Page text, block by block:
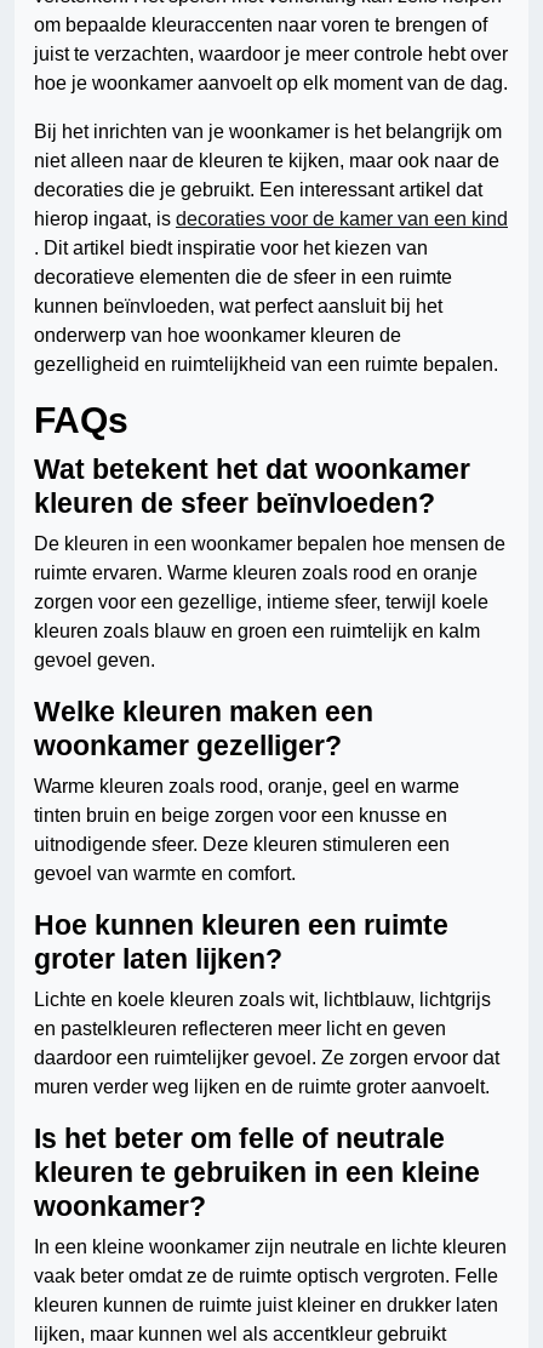
om bepaalde kleuraccenten naar voren te brengen of
juist te verzachten, waardoor je meer controle hebt over
hoe je woonkamer aanvoelt op elk moment van de dag.
Bij het inrichten van je woonkamer is het belangrijk om
niet alleen naar de kleuren te kijken, maar ook naar de
decoraties die je gebruikt. Een interessant artikel dat
hierop ingaat, is decoraties voor de kamer van een kind
. Dit artikel biedt inspiratie voor het kiezen van
decoratieve elementen die de sfeer in een ruimte
kunnen beïnvloeden, wat perfect aansluit bij het
onderwerp van hoe woonkamer kleuren de
gezelligheid en ruimtelijkheid van een ruimte bepalen.
FAQs
Wat betekent het dat woonkamer
kleuren de sfeer beïnvloeden?
De kleuren in een woonkamer bepalen hoe mensen de
ruimte ervaren. Warme kleuren zoals rood en oranje
zorgen voor een gezellige, intieme sfeer, terwijl koele
kleuren zoals blauw en groen een ruimtelijk en kalm
gevoel geven.
Welke kleuren maken een
woonkamer gezelliger?
Warme kleuren zoals rood, oranje, geel en warme
tinten bruin en beige zorgen voor een knusse en
uitnodigende sfeer. Deze kleuren stimuleren een
gevoel van warmte en comfort.
Hoe kunnen kleuren een ruimte
groter laten lijken?
Lichte en koele kleuren zoals wit, lichtblauw, lichtgrijs
en pastelkleuren reflecteren meer licht en geven
daardoor een ruimtelijker gevoel. Ze zorgen ervoor dat
muren verder weg lijken en de ruimte groter aanvoelt.
Is het beter om felle of neutrale
kleuren te gebruiken in een kleine
woonkamer?
In een kleine woonkamer zijn neutrale en lichte kleuren
vaak beter omdat ze de ruimte optisch vergroten. Felle
kleuren kunnen de ruimte juist kleiner en drukker laten
lijken, maar kunnen wel als accentkleur gebruikt